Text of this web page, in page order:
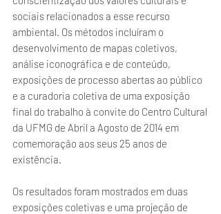
sociais relacionados a esse recurso
ambiental. Os métodos incluíram o
desenvolvimento de mapas coletivos,
análise iconográfica e de conteúdo,
exposições de processo abertas ao público
e a curadoria coletiva de uma exposição
final do trabalho à convite do Centro Cultural
da UFMG de Abril a Agosto de 2014 em
comemoração aos seus 25 anos de
existência.
Os resultados foram mostrados em duas
exposições coletivas e uma projeção de